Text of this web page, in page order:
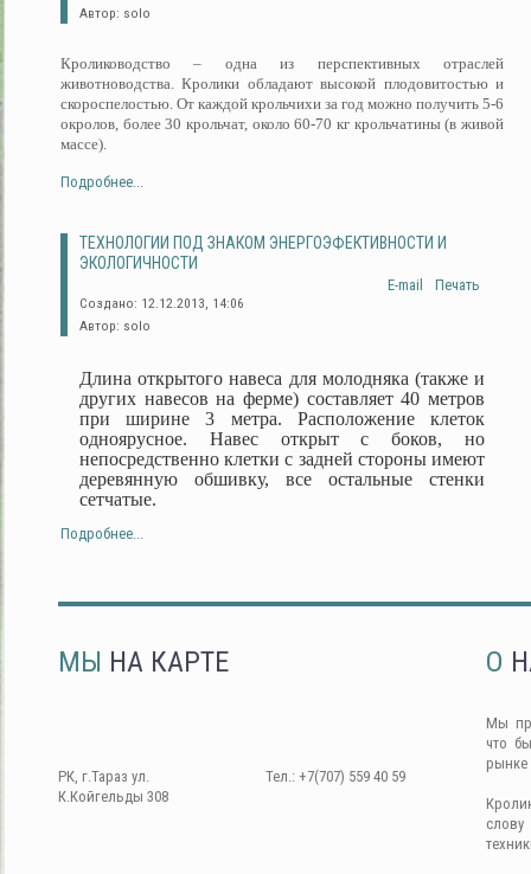
Автор: solo
Кролиководство – одна из перспективных отраслей
животноводства. Кролики обладают высокой плодовитостью и
скороспелостью. От каждой крольчихи за год можно получить 5-6
окролов, более 30 крольчат, около 60-70 кг крольчатины (в живой
массе).
Подробнее...
ТЕХНОЛОГИИ ПОД ЗНАКОМ ЭНЕРГОЭФЕКТИВНОСТИ И
ЭКОЛОГИЧНОСТИ
Печать
E-mail
Создано: 12.12.2013, 14:06
Автор: solo
Длина открытого навеса для молодняка (также и
других навесов на ферме) составляет 40 метров
при ширине 3 метра. Расположение клеток
одноярусное. Навес открыт с боков, но
непосредственно клетки с задней стороны имеют
деревянную обшивку, все остальные стенки
сетчатые.
Подробнее...
МЫ НА КАРТЕ
РК, г.Тараз ул.
К.Койгельды 308
Тел.: +7(707) 559 40 59
О
Мы
что
рынке